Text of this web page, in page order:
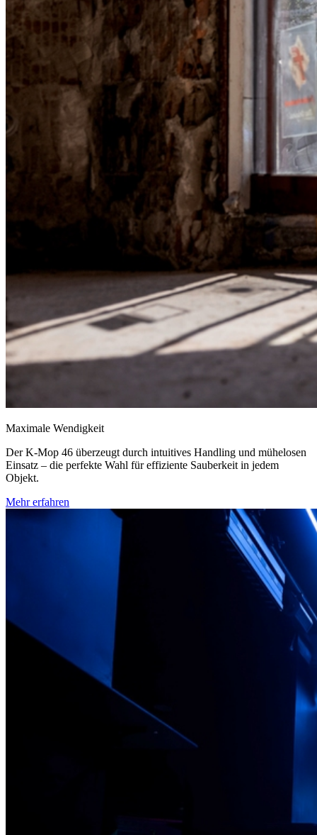
Maximale Wendigkeit
Der K-Mop 46 überzeugt durch intuitives Handling und mühelosen
Einsatz – die perfekte Wahl für effiziente Sauberkeit in jedem
Objekt.
Mehr erfahren